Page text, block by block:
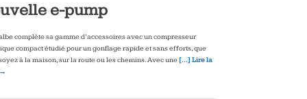
e-pump
complète sa gamme d’accessoires avec un compresseur
compact étudié pour un gonflage rapide et sans efforts, que
à la maison, sur la route ou les chemins. Avec une […] Lire la